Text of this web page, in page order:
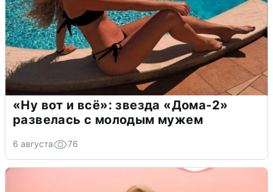
«Ну вот и всё»: звезда «Дома-2»
развелась с молодым мужем
6 августа 76